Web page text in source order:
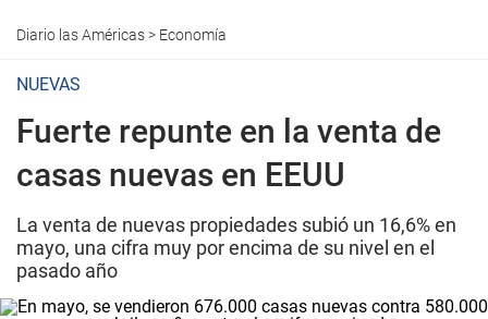
Diario las Américas> Economía
NUEVAS
Fuerte repunte en la venta de
casas nuevas en EEUU
La venta de nuevas propiedades subió un 16,6% en
mayo, una cifra muy por encima de su nivel en el
pasado año